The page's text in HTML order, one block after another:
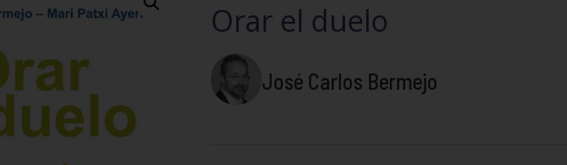
Orar el duelo
José Carlos Bermejo